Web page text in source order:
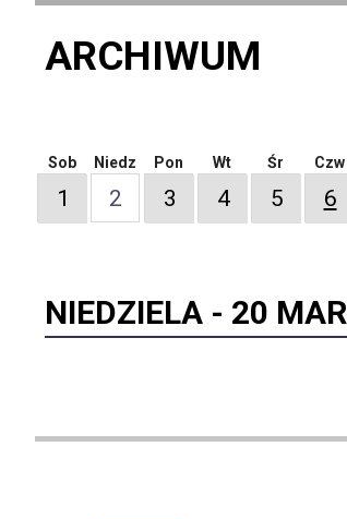
ARCHIWUM
Sob
1
Niedz
2
Pon
3
Wt
4
Śr
5
Czw
6
NIEDZIELA - 20